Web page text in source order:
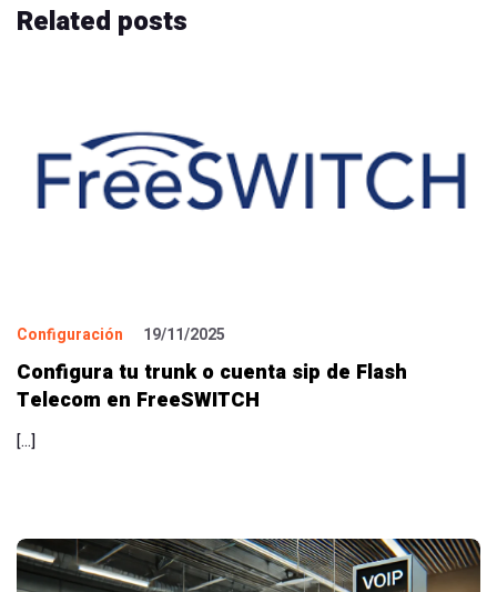
Related posts
Configuración 19/11/2025
Configura tu trunk o cuenta sip de Flash
Telecom en FreeSWITCH
[…]